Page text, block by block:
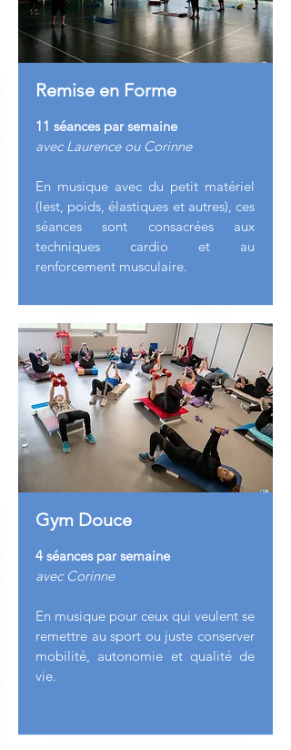
Remise en Forme
11 séances par semaine
avec Laurence ou Corinne
En musique avec du petit matériel
(lest, poids, élastiques et autres), ces
séances sont consacrées aux
techniques cardio et au
renforcement musculaire.
Gym Douce
4 séances par semaine
avec Corinne
En musique pour ceux qui veulent se
remettre au sport ou juste conserver
mobilité, autonomie et qualité de
vie.